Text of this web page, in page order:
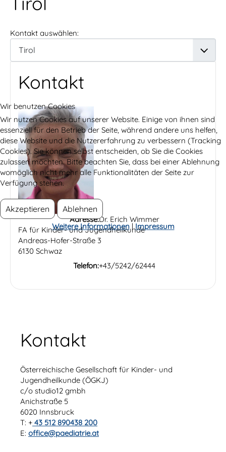
Kontakt auswählen:
Kontakt
Adresse:Dr. Erich Wimmer
FA für Kinder- und Jugendheilkunde
Andreas-Hofer-Straße 3
6130 Schwaz
Telefon:+43/5242/62444
Kontakt
Österreichische Gesellschaft für Kinder- und
Jugendheilkunde (ÖGKJ)
c/o studio12 gmbh
Anichstraße 5
6020 Innsbruck
T: + 43 512 890438 200
E: office@paediatrie.at
Wir benutzen Cookies
Wir nutzen Cookies auf unserer Website. Einige von ihnen sind
essenziell für den Betrieb der Seite, während andere uns helfen,
diese Website und die Nutzererfahrung zu verbessern (Tracking
Cookies). Sie können selbst entscheiden, ob Sie die Cookies
zulassen möchten. Bitte beachten Sie, dass bei einer Ablehnung
womöglich nicht mehr alle Funktionalitäten der Seite zur
Verfügung stehen.
Akzeptieren Ablehnen
Weitere Informationen| Impressum